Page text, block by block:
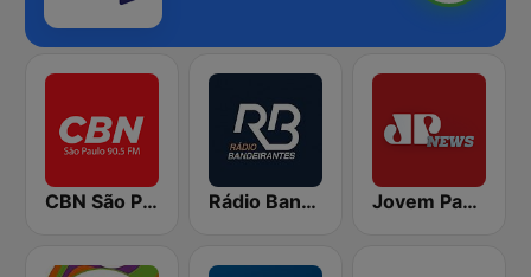
CBN São Paulo Rádio Bandeirantes Jovem Pan News